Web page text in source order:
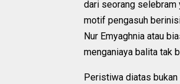
dari seorang selebram
motif pengasuh
Nur Emyaghnia atau
menganiaya balita tak
Peristiwa diatas